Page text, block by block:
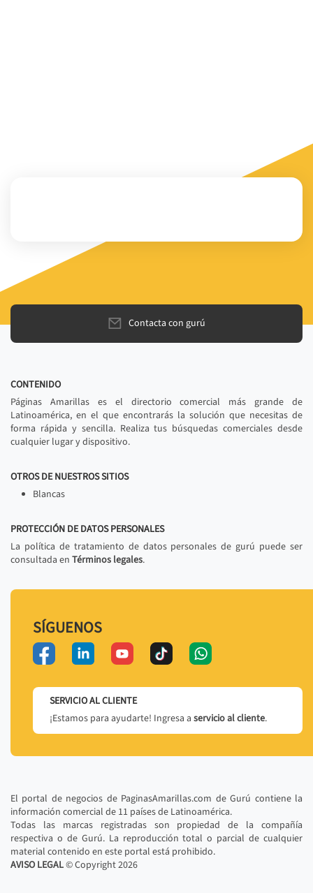
Contacta con gurú
CONTENIDO
Páginas Amarillas es el directorio comercial más grande de
Latinoamérica, en el que encontrarás la solución que necesitas de
forma rápida y sencilla. Realiza tus búsquedas comerciales desde
cualquier lugar y dispositivo.
OTROS DE NUESTROS SITIOS
Blancas
PROTECCIÓN DE DATOS PERSONALES
La política de tratamiento de datos personales de gurú puede ser
consultada en Términos legales.
SÍGUENOS
SERVICIO AL CLIENTE
¡Estamos para ayudarte! Ingresa a servicio al cliente.
El portal de negocios de PaginasAmarillas.com de Gurú contiene la
información comercial de 11 países de Latinoamérica.
Todas las marcas registradas son propiedad de la compañía
respectiva o de Gurú. La reproducción total o parcial de cualquier
material contenido en este portal está prohibido.
AVISO LEGAL© Copyright2026